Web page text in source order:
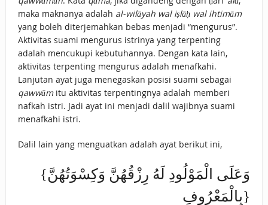
maka maknanya adalah al-wilāyah wal iṣlāḥ wal ihtimām
yang boleh diterjemahkan bebas menjadi “mengurus”.
Aktivitas suami mengurus istrinya yang terpenting
adalah mencukupi kebutuhannya. Dengan kata lain,
aktivitas terpenting mengurus adalah menafkahi.
Lanjutan ayat juga menegaskan posisi suami sebagai
qawwāmitu aktivitas terpentingnya adalah memberi
nafkah istri. Jadi ayat ini menjadi dalil wajibnya suami
menafkahi istri.
Dalil lain yang menguatkan adalah ayat berikut ini,
{وَعَلَى الْمَوْلُودِ لَهُ رِزْقُهُنَّ وَكِسْوَتُهُنَّ
بِالْمَعْرُوفِ}